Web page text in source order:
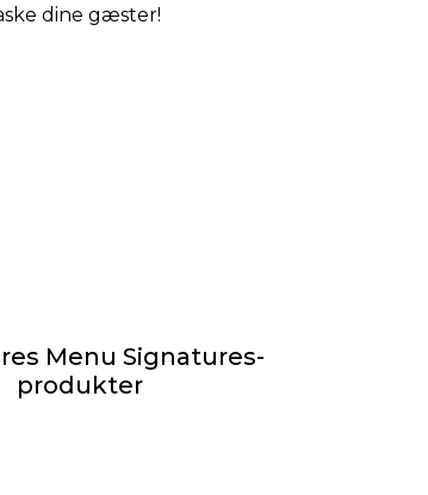
dine gæster!
Menu Signatures-
produkter